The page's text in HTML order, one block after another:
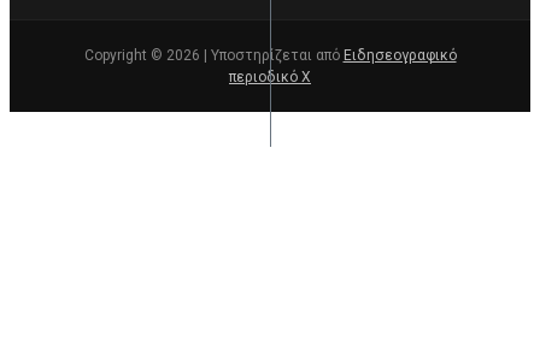
Copyright © 2026 | Υποστηρίζεται από Ειδησεογραφικό
περιοδικό Χ